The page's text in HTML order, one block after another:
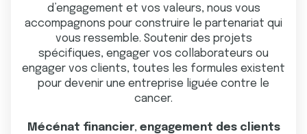
d’engagement et vos valeurs, nous vous
accompagnons pour construire le partenariat qui
vous ressemble. Soutenir des projets
spécifiques, engager vos collaborateurs ou
engager vos clients, toutes les formules existent
pour devenir une entreprise liguée contre le
cancer.
Mécénat financier, engagement des clients